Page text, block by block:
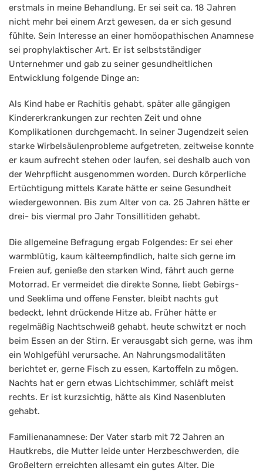
erstmals in meine Behandlung. Er sei seit ca. 18 Jahren
nicht mehr bei einem Arzt gewesen, da er sich gesund
fühlte. Sein Interesse an einer homöopathischen Anamnese
sei prophylaktischer Art. Er ist selbstständiger
Unternehmer und gab zu seiner gesundheitlichen
Entwicklung folgende Dinge an:
Als Kind habe er Rachitis gehabt, später alle gängigen
Kindererkrankungen zur rechten Zeit und ohne
Komplikationen durchgemacht. In seiner Jugendzeit seien
starke Wirbelsäulenprobleme aufgetreten, zeitweise konnte
er kaum aufrecht stehen oder laufen, sei deshalb auch von
der Wehrpflicht ausgenommen worden. Durch körperliche
Ertüchtigung mittels Karate hätte er seine Gesundheit
wiedergewonnen. Bis zum Alter von ca. 25 Jahren hätte er
drei- bis viermal pro Jahr Tonsillitiden gehabt.
Die allgemeine Befragung ergab Folgendes: Er sei eher
warmblütig, kaum kälteempfindlich, halte sich gerne im
Freien auf, genieße den starken Wind, fährt auch gerne
Motorrad. Er vermeidet die direkte Sonne, liebt Gebirgs-
und Seeklima und offene Fenster, bleibt nachts gut
bedeckt, lehnt drückende Hitze ab. Früher hätte er
regelmäßig Nachtschweiß gehabt, heute schwitzt er noch
beim Essen an der Stirn. Er verausgabt sich gerne, was ihm
ein Wohlgefühl verursache. An Nahrungsmodalitäten
berichtet er, gerne Fisch zu essen, Kartoffeln zu mögen.
Nachts hat er gern etwas Lichtschimmer, schläft meist
rechts. Er ist kurzsichtig, hätte als Kind Nasenbluten
gehabt.
Familienanamnese: Der Vater starb mit 72 Jahren an
Hautkrebs, die Mutter leide unter Herzbeschwerden, die
Großeltern erreichten allesamt ein gutes Alter. Die